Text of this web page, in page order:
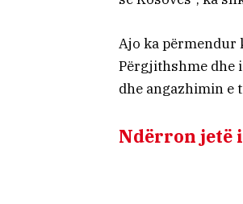
Ajo ka përmendur
Përgjithshme dhe
dhe angazhimin e
Ndërron jetë